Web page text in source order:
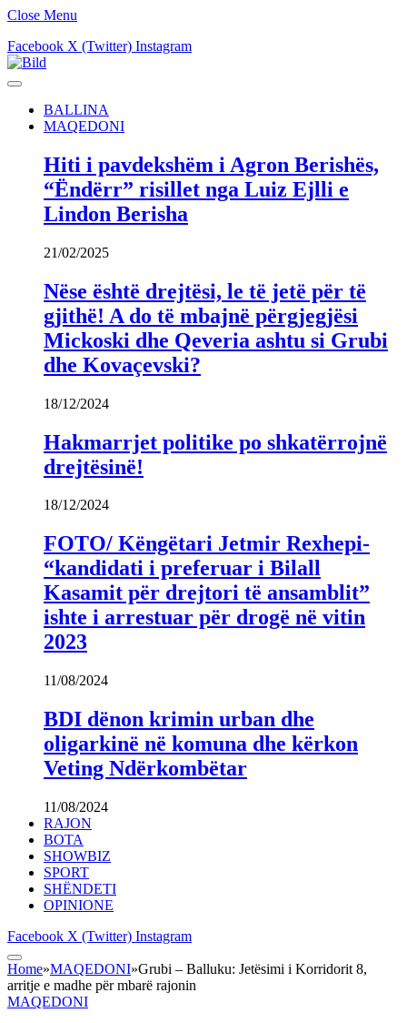
Close Menu
Facebook X (Twitter) Instagram
BALLINA
MAQEDONI
Hiti i pavdekshëm i Agron Berishës,
“Ëndërr” risillet nga Luiz Ejlli e
Lindon Berisha
21/02/2025
Nëse është drejtësi, le të jetë për të
gjithë! A do të mbajnë përgjegjësi
Mickoski dhe Qeveria ashtu si Grubi
dhe Kovaçevski?
18/12/2024
Hakmarrjet politike po shkatërrojnë
drejtësinë!
18/12/2024
FOTO/ Këngëtari Jetmir Rexhepi-
“kandidati i preferuar i Bilall
Kasamit për drejtori të ansamblit”
ishte i arrestuar për drogë në vitin
2023
11/08/2024
BDI dënon krimin urban dhe
oligarkinë në komuna dhe kërkon
Veting Ndërkombëtar
11/08/2024
RAJON
BOTA
SHOWBIZ
SPORT
SHËNDETI
OPINIONE
Facebook X (Twitter) Instagram
Home»MAQEDONI»Grubi – Balluku: Jetësimi i Korridorit 8,
arritje e madhe për mbarë rajonin
MAQEDONI